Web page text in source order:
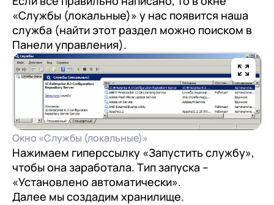
«Службы (локальные)» у нас появится наша
служба (найти этот раздел можно поиском в
Панели управления).
Окно «Службы (локальные)»
Нажимаем гиперссылку «Запустить службу»,
чтобы она заработала. Тип запуска –
«Установлено автоматически».
Далее мы создадим хранилище.